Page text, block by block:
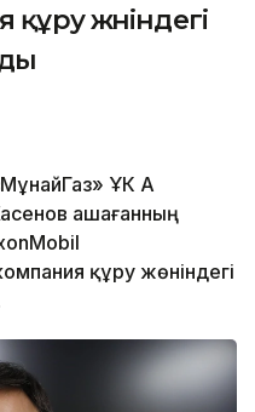
жөніндегі
ҰК АҚ
Қашағанның
құру жөніндегі